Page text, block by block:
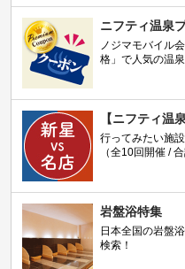
ニフティ温泉
ノジマモバイル
格」で人気の温
【ニフティ温
行ってみたい施
（全10回開催 /
岩盤浴特集
日本全国の岩盤
検索！